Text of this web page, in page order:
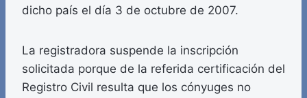
dicho país el día 3 de octubre de 2007.
La registradora suspende la inscripción
solicitada porque de la referida certificación del
Registro Civil resulta que los cónyuges no